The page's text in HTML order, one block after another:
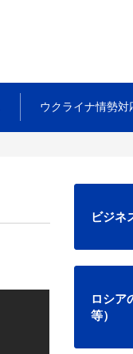
ウクライナ情勢対
ビジネ
ロシア
等）